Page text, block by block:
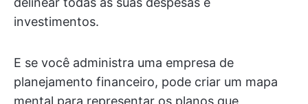
investimentos.
E se você administra uma empresa de
planejamento financeiro, pode criar um mapa
mental para representar os planos que